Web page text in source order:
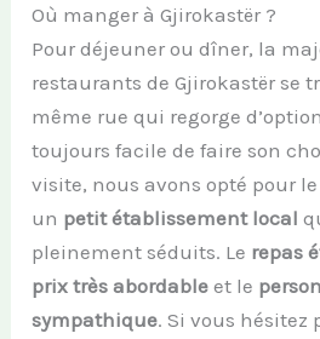
Où manger à Gjirokastër ?
Pour déjeuner ou dîner, la
restaurants de Gjirokastër se
même rue qui regorge
toujours facile de faire son
visite, nous avons opté pour
un petit établissement local
pleinement séduits. Le repas
prix très abordable et le
sympathique. Si vous hésitez